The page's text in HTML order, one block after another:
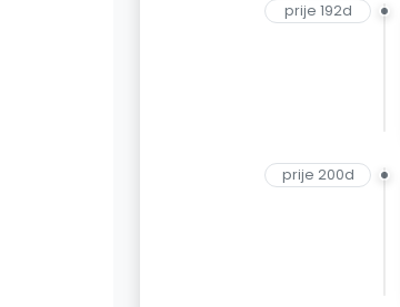
prije 192d
prije 200d